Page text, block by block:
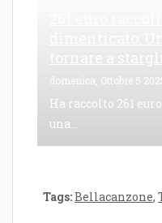
domenica, Ottobre 5
Ha raccolto 261
una...
Tags:Bellacanzone,